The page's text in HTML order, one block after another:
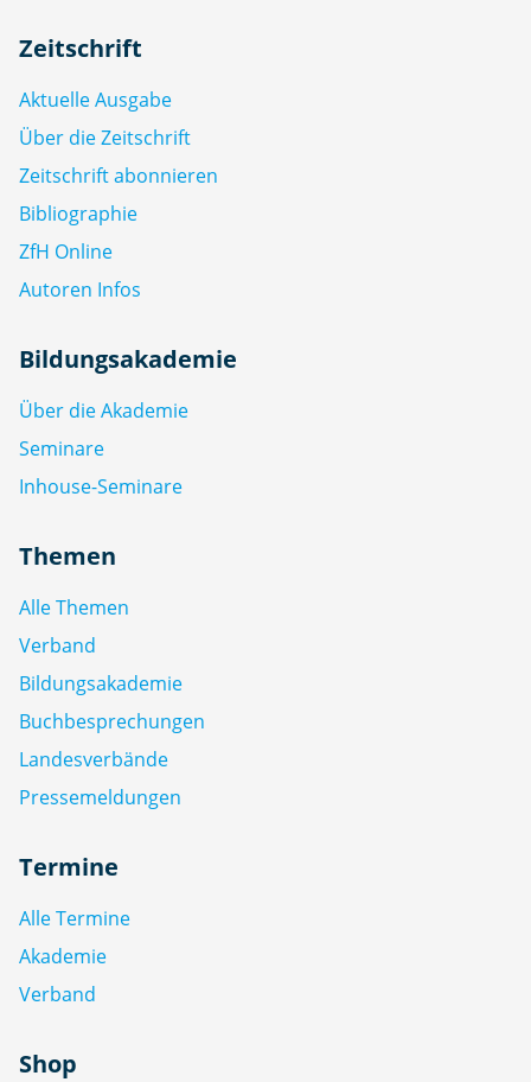
Zeitschrift
Aktuelle Ausgabe
Über die Zeitschrift
Zeitschrift abonnieren
Bibliographie
ZfH Online
Autoren Infos
Bildungsakademie
Über die Akademie
Seminare
Inhouse-Seminare
Themen
Alle Themen
Verband
Bildungsakademie
Buchbesprechungen
Landesverbände
Pressemeldungen
Termine
Alle Termine
Akademie
Verband
Shop